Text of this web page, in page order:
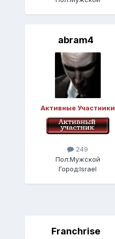
abram4
Активные Участники
249
Пол:Мужской
Город:Israel
Franchrise